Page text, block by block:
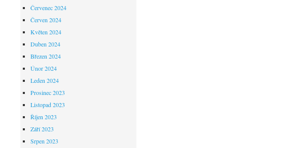
Červenec 2024
Červen 2024
Květen 2024
Duben 2024
Březen 2024
Únor 2024
Leden 2024
Prosinec 2023
Listopad 2023
Říjen 2023
Září 2023
Srpen 2023